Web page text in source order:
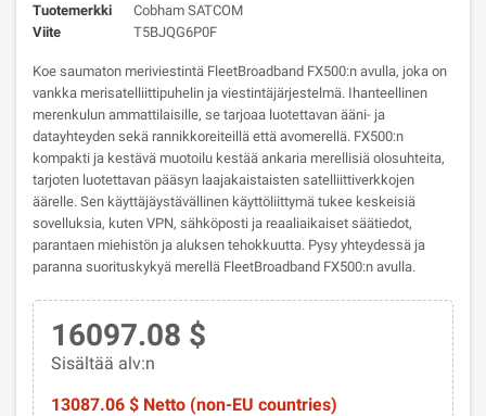
Tuotemerkki
Cobham SATCOM
Viite
T5BJQG6P0F
Koe saumaton meriviestintä FleetBroadband FX500:n avulla, joka on
vankka merisatelliittipuhelin ja viestintäjärjestelmä. Ihanteellinen
merenkulun ammattilaisille, se tarjoaa luotettavan ääni- ja
datayhteyden sekä rannikkoreiteillä että avomerellä. FX500:n
kompakti ja kestävä muotoilu kestää ankaria merellisiä olosuhteita,
tarjoten luotettavan pääsyn laajakaistaisten satelliittiverkkojen
äärelle. Sen käyttäjäystävällinen käyttöliittymä tukee keskeisiä
sovelluksia, kuten VPN, sähköposti ja reaaliaikaiset säätiedot,
parantaen miehistön ja aluksen tehokkuutta. Pysy yhteydessä ja
paranna suorituskykyä merellä FleetBroadband FX500:n avulla.
16097.08 $
Sisältää alv:n
13087.06 $ Netto (non-EU countries)